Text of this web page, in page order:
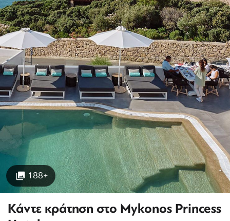
188+
Κάντε κράτηση στο Mykonos Princess